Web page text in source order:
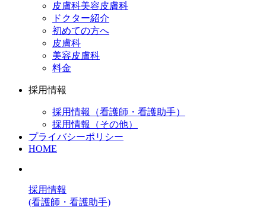
皮膚科美容皮膚科
ドクター紹介
初めての方へ
皮膚科
美容皮膚科
料金
採用情報
採用情報（看護師・看護助手）
採用情報（その他）
プライバシーポリシー
HOME
採用情報
(看護師・看護助手)